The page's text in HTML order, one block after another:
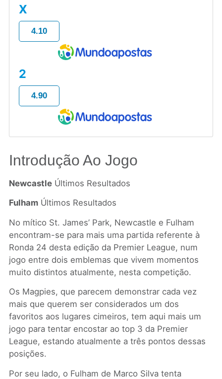
X
4.10
2
4.90
Introdução Ao Jogo
NewcastleÚltimos Resultados
FulhamÚltimos Resultados
No mítico St. James’ Park, Newcastle e Fulham
encontram-se para mais uma partida referente à
Ronda 24 desta edição da Premier League, num
jogo entre dois emblemas que vivem momentos
muito distintos atualmente, nesta competição.
Os Magpies, que parecem demonstrar cada vez
mais que querem ser considerados um dos
favoritos aos lugares cimeiros, tem aqui mais um
jogo para tentar encostar ao top 3 da Premier
League, estando atualmente a três pontos dessas
posições.
Por seu lado, o Fulham de Marco Silva tenta